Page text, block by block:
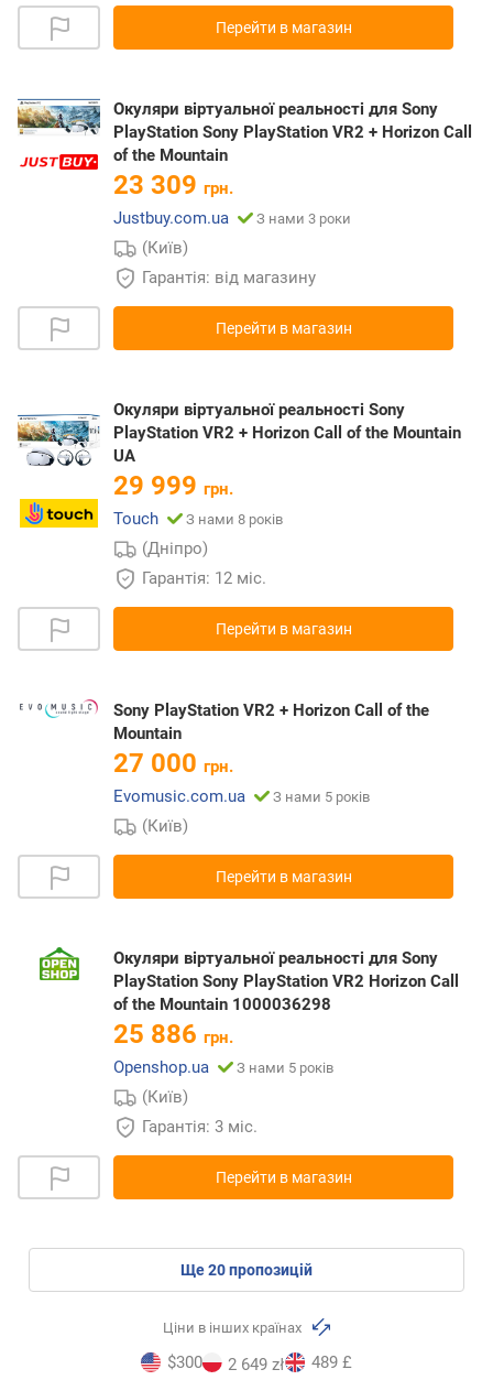
Перейти в магазин
Окуляри віртуальної реальності для Sony
PlayStation Sony PlayStation VR2 + Horizon Call
of the Mountain
23 309 грн.
Justbuy.com.ua
З нами 3 роки
(Київ)
Гарантія: від магазину
Перейти в магазин
Окуляри віртуальної реальності Sony
PlayStation VR2 + Horizon Call of the Mountain
UA
29 999 грн.
Touch
З нами 8 років
(Дніпро)
Гарантія: 12 міс.
Перейти в магазин
Sony PlayStation VR2 + Horizon Call of the
Mountain
27 000 грн.
Evomusic.com.ua
З нами 5 років
(Київ)
Перейти в магазин
Окуляри віртуальної реальності для Sony
PlayStation Sony PlayStation VR2 Horizon Call
of the Mountain 1000036298
25 886 грн.
Openshop.ua
З нами 5 років
(Київ)
Гарантія: 3 міс.
Перейти в магазин
ще20пропозицій
Ціни в інших країнах
$300 2 649 zł 489 £